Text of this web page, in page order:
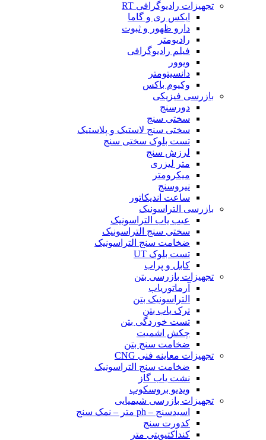
تجهیزات رادیوگرافی RT
ایکس ری و گاما
دارو ظهور و ثبوت
رادیومتر
فیلم رادیوگرافی
ویوور
دانسیتومتر
وکیوم باکس
بازرسی فیزیکی
دورسنج
سختی سنج
سختی سنج لاستیک و پلاستیک
تست بلوک سختی سنج
لرزش سنج
متر لیزری
میکرومتر
نیروسنج
ساعت اندیکاتور
بازرسی التراسونیک
عیب یاب التراسونیک
سختی سنج التراسونیک
ضخامت سنج التراسونیک
تست بلوک UT
کابل و پراب
تجهیزات بازرسی بتن
آرماتوریاب
التراسونیک بتن
ترک یاب بتن
تست خوردگی بتن
چکش اشمیت
ضخامت سنج بتن
تجهیزات معاینه فنی CNG
ضخامت سنج التراسونیک
نشت یاب گاز
ویدیو بروسکوپ
تجهیزات بازرسی شیمیایی
اسیدسنج – ph متر – نمک سنج
کدورت سنج
کنداکتیویتی متر